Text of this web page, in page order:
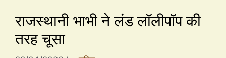
राजस्थानी भाभी ने लंड लॉलीपॉप की
तरह चूसा